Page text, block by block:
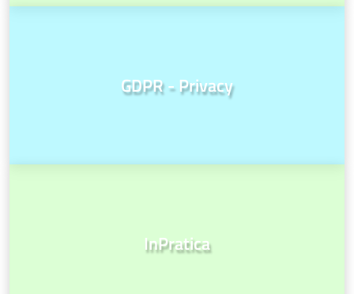
GDPR - Privacy
InPratica